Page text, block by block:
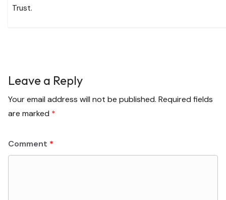
Trust.
Leave a Reply
Your email address will not be published. Required fields
are marked *
Comment *